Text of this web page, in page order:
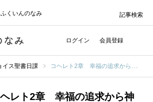
くいんのなみ
ログイン 会員登録
記事検索
イス聖書日課 コヘレト2章 幸福の追求から神へ
レト2章 幸福の追求から神